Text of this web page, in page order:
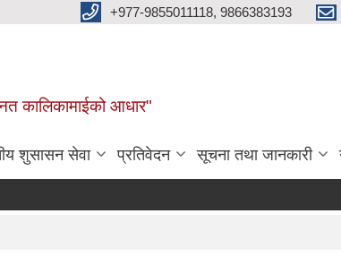
+977-9855011118, 9866383193
कालिकामाईको आधार"
शुसासन सेवा प्रतिवेदन सूचना तथा जानकारी